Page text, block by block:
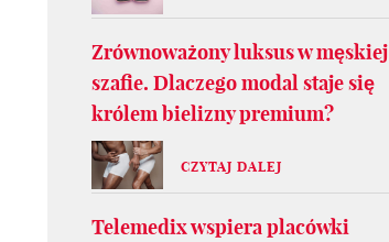
Zrównoważony luksus w męskiej
szafie. Dlaczego modal staje się
królem bielizny premium?
CZYTAJ DALEJ
Telemedix wspiera placówki